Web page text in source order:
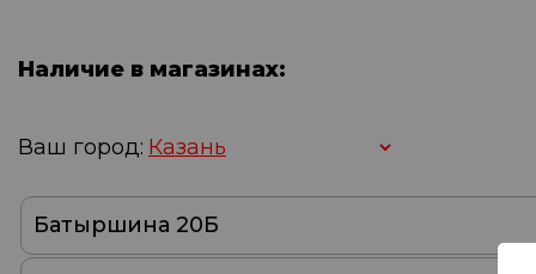
Наличие в магазинах:
Ваш город:
Батыршина 20Б